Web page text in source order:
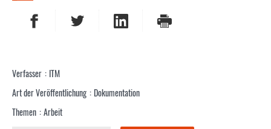
AUF FACEBOOK TEILENAUF TWITTER TEILENAUF LINKEDIN TEILEN
DRUCKEN
Verfasser
ITM
Art der Veröffentlichung Dokumentation
Themen Arbeit